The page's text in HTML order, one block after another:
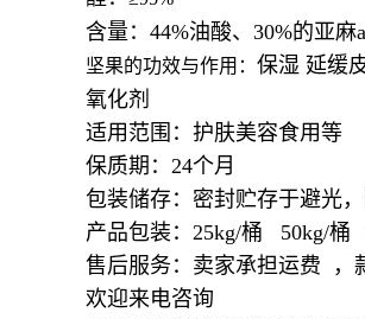
含量：44%油酸、30%的亚
坚果的功效与作用： 保湿 延缓
氧化剂
适用范围：护肤美容食用等
保质期：24个月
包装储存：密封贮存于避光
产品包装：25kg/桶 50kg/
售后服务：卖家承担运费 ，
欢迎来电咨询